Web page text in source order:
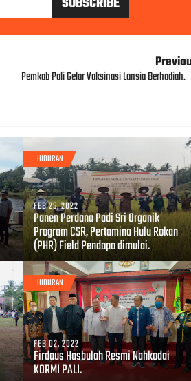
Pemkab Pali Gelar Vaksinasi Lansia Berhadiah.
HIBURAN
FEB 25, 2022
Panen Perdana Padi Sri Organik
Program CSR, Pertamina Hulu Rokan
(PHR) Field Pendopo dimulai.
HIBURAN
FEB 02, 2022
Firdaus Hasbulah Resmi Nahkodai
KORMI PALI.